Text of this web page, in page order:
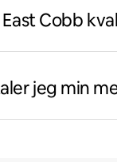
Cobb
jeg min